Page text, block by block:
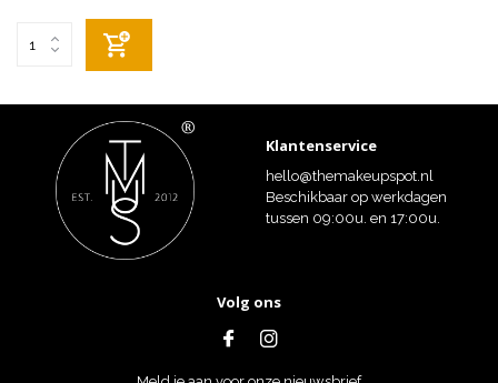
Klantenservice
hello@themakeupspot.nl
Beschikbaar op werkdagen
tussen 09:00u. en 17:00u.
Volg ons